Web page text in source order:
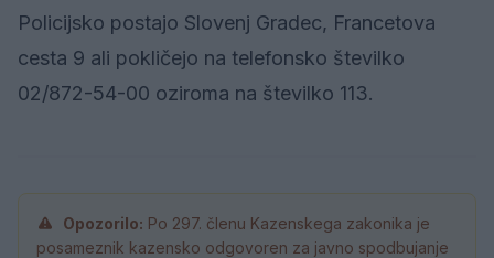
Policijsko postajo Slovenj Gradec, Francetova
cesta 9 ali pokličejo na telefonsko številko
02/872-54-00 oziroma na številko 113.
Opozorilo: Po 297. členu Kazenskega zakonika je
posameznik kazensko odgovoren za javno spodbujanje